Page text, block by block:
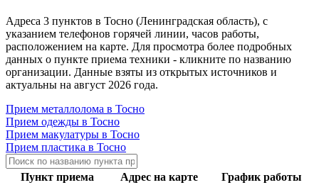
Адреса 3 пунктов в Тосно (Ленинградская область), c
указанием телефонов горячей линии, часов работы,
расположением на карте. Для просмотра более подробных
данных о пункте приема техники - кликните по названию
организации. Данные взяты из открытых источников и
актуальны на август 2026 года.
Прием металлолома в Тосно
Прием одежды в Тосно
Прием макулатуры в Тосно
Прием пластика в Тосно
Пункт приема Адрес на карте
График работы